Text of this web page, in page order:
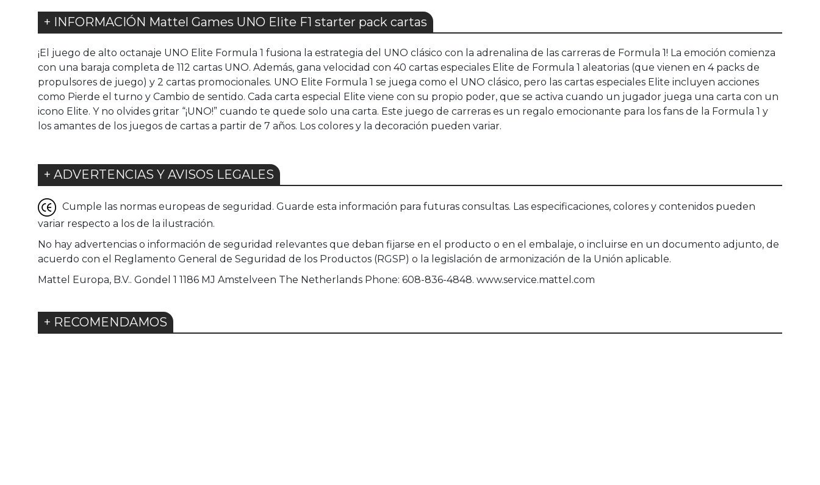
+ INFORMACIÓN Mattel Games UNO Elite F1 starter pack cartas
¡El juego de alto octanaje UNO Elite Formula 1 fusiona la estrategia del UNO clásico con la adrenalina de las carreras de Formula 1! La emoción comienza
con una baraja completa de 112 cartas UNO. Además, gana velocidad con 40 cartas especiales Elite de Formula 1 aleatorias (que vienen en 4 packs de
propulsores de juego) y 2 cartas promocionales. UNO Elite Formula 1 se juega como el UNO clásico, pero las cartas especiales Elite incluyen acciones
como Pierde el turno y Cambio de sentido. Cada carta especial Elite viene con su propio poder, que se activa cuando un jugador juega una carta con un
icono Elite. Y no olvides gritar “¡UNO!” cuando te quede solo una carta. Este juego de carreras es un regalo emocionante para los fans de la Formula 1 y
los amantes de los juegos de cartas a partir de 7 años. Los colores y la decoración pueden variar.
+ ADVERTENCIAS Y AVISOS LEGALES
Cumple las normas europeas de seguridad. Guarde esta información para futuras consultas. Las especificaciones, colores y contenidos pueden
variar respecto a los de la ilustración.
No hay advertencias o información de seguridad relevantes que deban fijarse en el producto o en el embalaje, o incluirse en un documento adjunto, de
acuerdo con el Reglamento General de Seguridad de los Productos (RGSP) o la legislación de armonización de la Unión aplicable.
Mattel Europa, B.V.. Gondel 1 1186 MJ Amstelveen The Netherlands Phone: 608-836-4848. www.service.mattel.com
+ RECOMENDAMOS